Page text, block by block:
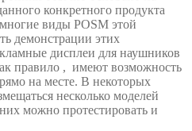
конкретного продукта
виды POSM этой
демонстрации этих
дисплеи для наушников
правило , имеют возможность
на месте. В некоторых
несколько моделей
можно протестировать и